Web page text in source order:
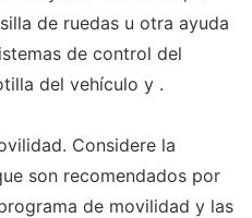
de ruedas u otra ayuda
de control del
del vehículo y .
Considere la
son recomendados por
de movilidad y las